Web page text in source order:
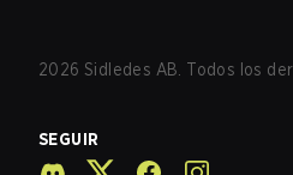
2026 Sidledes AB. Todos los
SEGUIR